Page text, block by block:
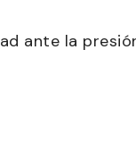
ante la